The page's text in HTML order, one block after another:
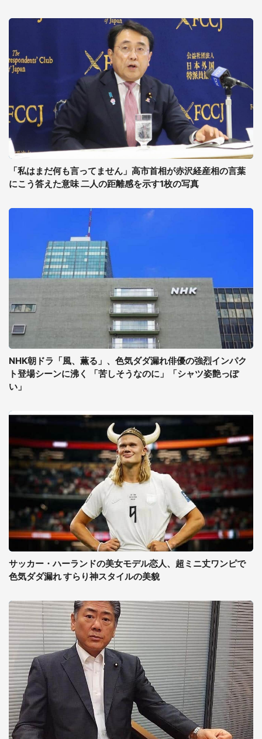
「私はまだ何も言ってません」高市首相が赤沢経産相の言葉
にこう答えた意味 二人の距離感を示す1枚の写真
NHK朝ドラ「風、薫る」、色気ダダ漏れ俳優の強烈インパク
ト登場シーンに沸く 「苦しそうなのに」「シャツ姿艶っぽ
い」
サッカー・ハーランドの美女モデル恋人、超ミニ丈ワンピで
色気ダダ漏れ すらり神スタイルの美貌